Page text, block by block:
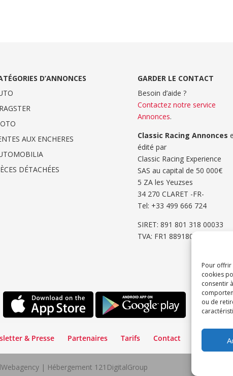
Pour offrir
cookies
consentir
ou de
D’ANNONCES
AUX ENCHERES
DÉTACHÉES
GARDER LE CONTACT
Besoin d’aide ?
Contactez notre service
Annonces.
Classic Racing Annonces
édité par
Classic Racing Experience
SAS au capital de 50 000€
5 ZA les Yeuzses
34 270 CLARET -FR-
Tel: ‭+33 499 666 724‬
SIRET: 891 801 318 00033
TVA: FR1 8891801318
& Presse Partenaires Tarifs Contact Espace
| Hébergement 121DigitalGroup